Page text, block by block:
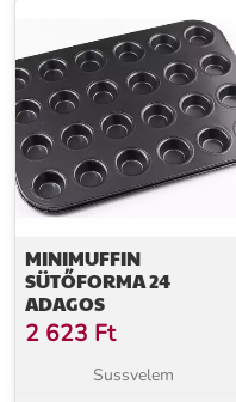
MINIMUFFIN
SÜTŐFORMA 24
ADAGOS
2 623 Ft
Sussvelem